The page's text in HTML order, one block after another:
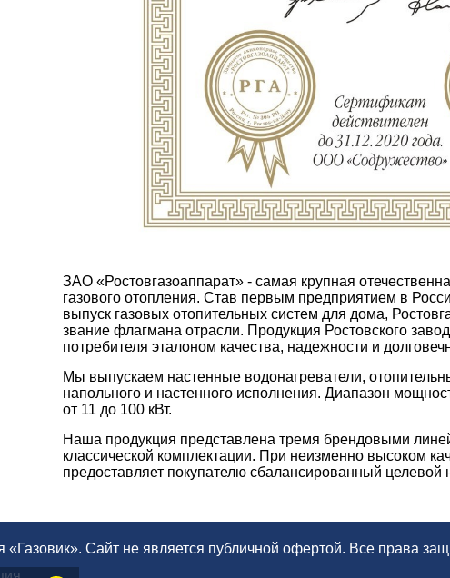
ЗАО «Ростовгазоаппарат» - самая крупная
газового отопления. Став первым предприятием в
выпуск газовых отопительных систем для дома,
звание флагмана отрасли. Продукция Ростовского
потребителя эталоном качества, надежности и
Мы выпускаем настенные водонагреватели,
напольного и настенного исполнения. Диапазон
от 11 до 100 кВт.
Наша продукция представлена тремя брендовыми
классической комплектации. При неизменно высоком
предоставляет покупателю сбалансированный целевой
Сайт не является публичной офертой. Все права